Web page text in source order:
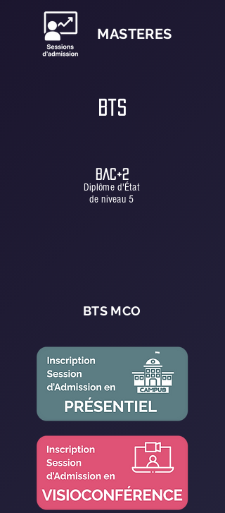
MASTERES
BtS
BAC+2
Diplôme d'État
de niveau 5
BTS MCO